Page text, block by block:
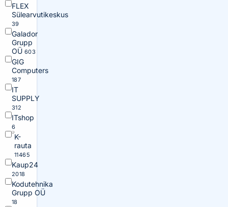
FLEX
Sülearvutikeskus
39
Galador
Grupp
OÜ 603
GIG
Computers
187
IT
SUPPLY
312
ITshop
6
K-
rauta
11465
Kaup24
2018
Kodutehnika
Grupp OÜ
18